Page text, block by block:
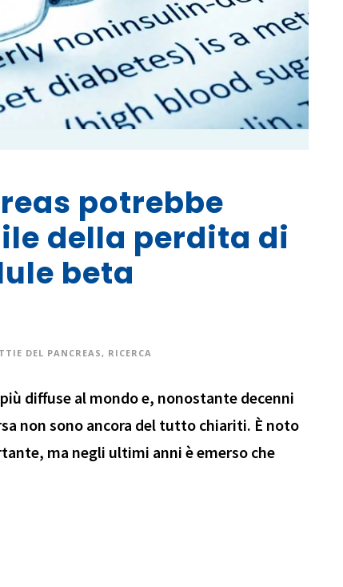
potrebbe
della perdita di
beta
DEL PANCREAS, RICERCA
diffuse al mondo e, nonostante decenni
non sono ancora del tutto chiariti. È noto
ma negli ultimi anni è emerso che